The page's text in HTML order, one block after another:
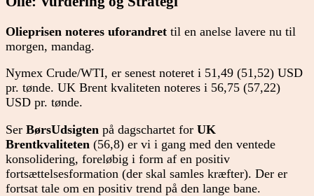
Olieprisen noteres uforandret til en anelse lavere nu til
morgen, mandag.
Nymex Crude/WTI, er senest noteret i 51,49 (51,52) USD
pr. tønde. UK Brent kvaliteten noteres i 56,75 (57,22)
USD pr. tønde.
Ser BørsUdsigten på dagschartet for UK
Brentkvaliteten (56,8) er vi i gang med den ventede
konsolidering, foreløbig i form af en positiv
fortsættelsesformation (der skal samles kræfter). Der er
fortsat tale om en positiv trend på den lange bane.